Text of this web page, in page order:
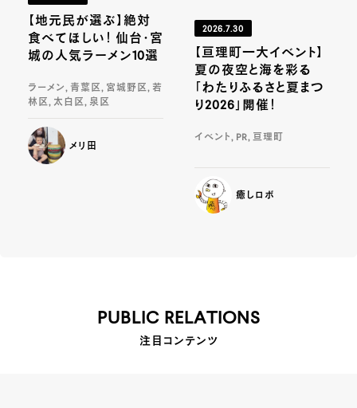
【地元民が選ぶ】絶対
食べてほしい！ 仙台・宮
城の人気ラーメン10選
ラーメン, 青葉区, 宮城野区, 若
林区, 太白区, 泉区
メリ田
2026.7.30
【亘理町一大イベント】
夏の夜空と海を彩る
「わたりふるさと夏まつ
り2026」開催！
イベント, PR, 亘理町
癒しロボ
PUBLIC RELATIONS
注目コンテンツ